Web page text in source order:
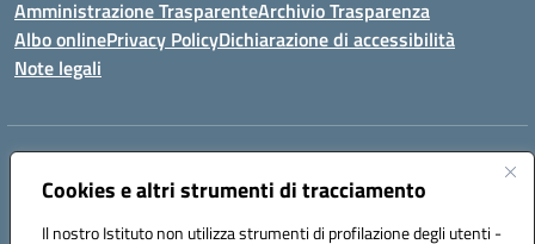
Cookies e altri strumenti di tracciamento
Il nostro Istituto non utilizza strumenti di profilazione degli utenti -
Amministrazione TrasparenteArchivio Trasparenza
Albo onlinePrivacy PolicyDichiarazione di accessibilità
Note legali
Indirizzo:
Centralino:096721161 Email:czic869004@istruzione.it